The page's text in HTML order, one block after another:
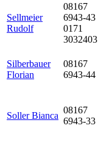
Sellmeier
Rudolf
08167
6943-43
0171
3032403
Silberbauer
Florian
08167
6943-44
Soller Bianca
08167
6943-33